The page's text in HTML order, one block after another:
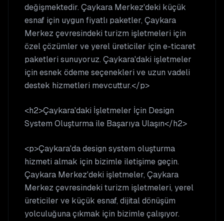
değişmektedir. Çaykara Merkez'deki küçük
esnaf için uygun fiyatlı paketler, Çaykara
Merkez çevresindeki turizm işletmeleri için
özel çözümler ve yerel üreticiler için e-ticaret
paketleri sunuyoruz. Çaykara'daki işletmeler
için esnek ödeme seçenekleri ve uzun vadeli
destek hizmetleri mevcuttur.</p>
<h2>Çaykara'daki İşletmeler İçin Design
System Oluşturma ile Başarıya Ulaşın</h2>
<p>Çaykara'da design system oluşturma
hizmeti almak için bizimle iletişime geçin.
Çaykara Merkez'deki işletmeler, Çaykara
Merkez çevresindeki turizm işletmeleri, yerel
üreticiler ve küçük esnaf, dijital dönüşüm
yolculuğuna çıkmak için bizimle çalışıyor.